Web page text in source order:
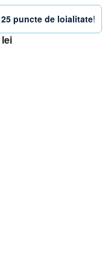
25 puncte de loialitate!
leiPrețul